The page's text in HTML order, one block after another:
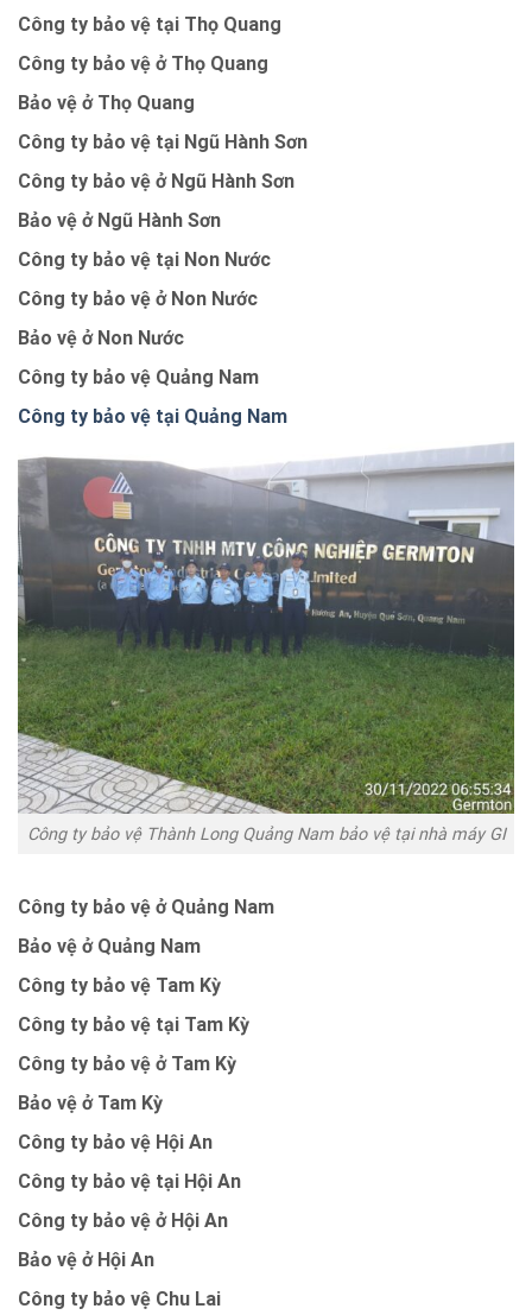
Công ty bảo vệ tại Thọ Quang
Công ty bảo vệ ở Thọ Quang
Bảo vệ ở Thọ Quang
Công ty bảo vệ tại Ngũ Hành Sơn
Công ty bảo vệ ở Ngũ Hành Sơn
Bảo vệ ở Ngũ Hành Sơn
Công ty bảo vệ tại Non Nước
Công ty bảo vệ ở Non Nước
Bảo vệ ở Non Nước
Công ty bảo vệ Quảng Nam
Công ty bảo vệ tại Quảng Nam
Công ty bảo vệ Thành Long Quảng Nam bảo vệ tại nhà máy GI
Công ty bảo vệ ở Quảng Nam
Bảo vệ ở Quảng Nam
Công ty bảo vệ Tam Kỳ
Công ty bảo vệ tại Tam Kỳ
Công ty bảo vệ ở Tam Kỳ
Bảo vệ ở Tam Kỳ
Công ty bảo vệ Hội An
Công ty bảo vệ tại Hội An
Công ty bảo vệ ở Hội An
Bảo vệ ở Hội An
Công ty bảo vệ Chu Lai